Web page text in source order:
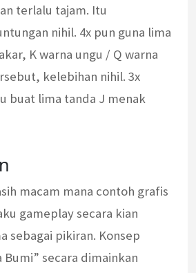
terlalu tajam. Itu
nihil. 4x pun guna lima
K warna ungu / Q warna
kelebihan nihil. 3x
buat lima tanda J menak
macam mana contoh grafis
gameplay secara kian
sebagai pikiran. Konsep
secara dimainkan